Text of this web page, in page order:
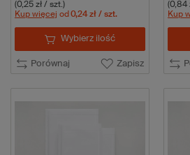
(0,25 zł / szt.)
Kup więcej od 0,24 zł / szt.
Porównaj Zapisz
Wybierz ilość
(0,84
Kup